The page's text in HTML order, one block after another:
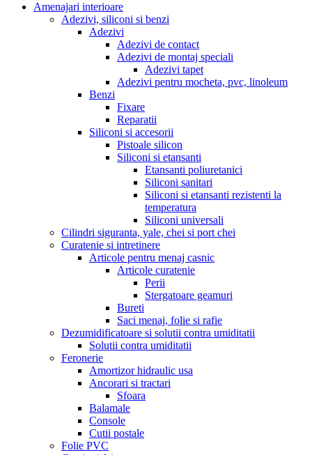
Amenajari interioare
Adezivi, siliconi si benzi
Adezivi
Adezivi de contact
Adezivi de montaj speciali
Adezivi tapet
Adezivi pentru mocheta, pvc, linoleum
Benzi
Fixare
Reparatii
Siliconi si accesorii
Pistoale silicon
Siliconi si etansanti
Etansanti poliuretanici
Siliconi sanitari
Siliconi si etansanti rezistenti la
temperatura
Siliconi universali
Cilindri siguranta, yale, chei si port chei
Curatenie si intretinere
Articole pentru menaj casnic
Articole curatenie
Perii
Stergatoare geamuri
Bureti
Saci menaj, folie si rafie
Dezumidificatoare si solutii contra umiditatii
Solutii contra umiditatii
Feronerie
Amortizor hidraulic usa
Ancorari si tractari
Sfoara
Balamale
Console
Cutii postale
Folie PVC